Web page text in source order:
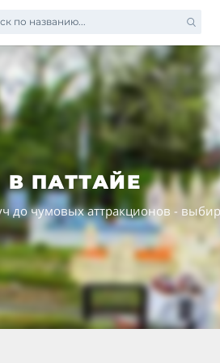
САМУИ
по названию...
ПАТТАЙЕ
до чумовых аттракционов -